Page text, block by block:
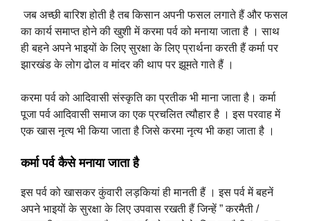
जब अच्छी बारिश होती है तब किसान अपनी फसल लगाते हैं और फसल
का कार्य समाप्त होने की खुशी में करमा पर्व को मनाया जाता है । साथ
ही बहने अपने भाइयों के लिए सुरक्षा के लिए प्रार्थना करती हैं कर्मा पर
झारखंड के लोग ढोल व मांदर की थाप पर झूमते गाते हैं ।
करमा पर्व को आदिवासी संस्कृति का प्रतीक भी माना जाता है। कर्मा
पूजा पर्व आदिवासी समाज का एक प्रचलित त्यौहार है । इस परवाह में
एक खास नृत्य भी किया जाता है जिसे करमा नृत्य भी कहा जाता है ।
कर्मा पर्व कैसे मनाया जाता है
इस पर्व को खासकर कुंवारी लड़कियां ही मानती हैं । इस पर्व में बहनें
अपने भाइयों के सुरक्षा के लिए उपवास रखती हैं जिन्हें ” करमैती /